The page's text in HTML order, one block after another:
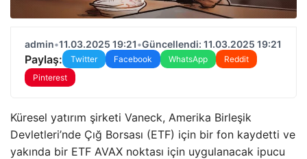
admin•11.03.2025 19:21•Güncellendi: 11.03.2025 19:21
Paylaş: Twitter Facebook WhatsApp
Reddit
Pinterest
Küresel yatırım şirketi Vaneck, Amerika Birleşik
Devletleri’nde Çığ Borsası (ETF) için bir fon kaydetti ve
yakında bir ETF AVAX noktası için uygulanacak ipucu